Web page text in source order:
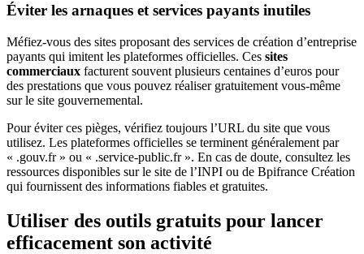
Éviter les arnaques et services payants inutiles
Méfiez-vous des sites proposant des services de création d’entreprise
payants qui imitent les plateformes officielles. Ces sites
commerciaux facturent souvent plusieurs centaines d’euros pour
des prestations que vous pouvez réaliser gratuitement vous-même
sur le site gouvernemental.
Pour éviter ces pièges, vérifiez toujours l’URL du site que vous
utilisez. Les plateformes officielles se terminent généralement par
« .gouv.fr » ou « .service-public.fr ». En cas de doute, consultez les
ressources disponibles sur le site de l’INPI ou de Bpifrance Création
qui fournissent des informations fiables et gratuites.
Utiliser des outils gratuits pour lancer
efficacement son activité